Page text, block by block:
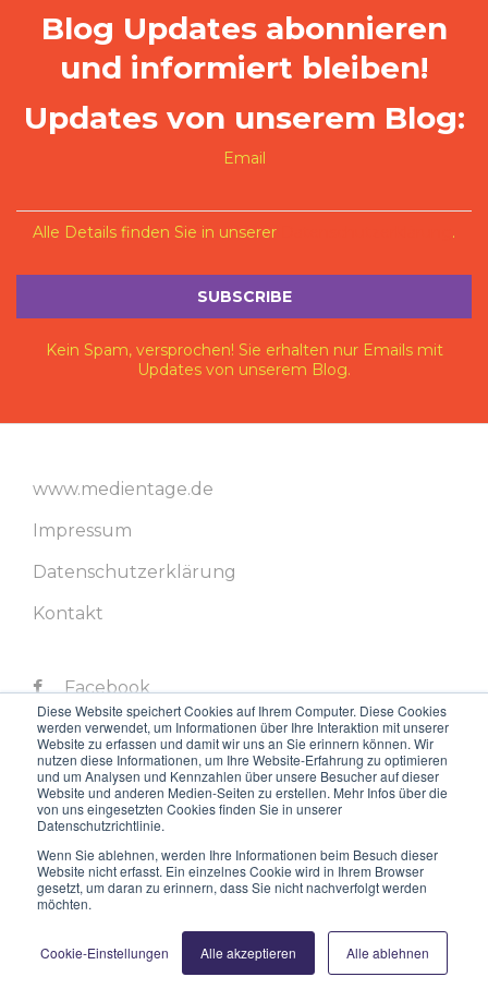
Diese Website speichert Cookies auf Ihrem Computer. Diese Cookies
werden verwendet, um Informationen über Ihre Interaktion mit unserer
Website zu erfassen und damit wir uns an Sie erinnern können. Wir
nutzen diese Informationen, um Ihre Website-Erfahrung zu optimieren
und um Analysen und Kennzahlen über unsere Besucher auf dieser
Website und anderen Medien-Seiten zu erstellen. Mehr Infos über die
von uns eingesetzten Cookies finden Sie in unserer
Datenschutzrichtlinie.
Wenn Sie ablehnen, werden Ihre Informationen beim Besuch dieser
Website nicht erfasst. Ein einzelnes Cookie wird in Ihrem Browser
gesetzt, um daran zu erinnern, dass Sie nicht nachverfolgt werden
möchten.
Cookie-Einstellungen Alle akzeptieren Alle ablehnen
Blog Updates abonnieren
und informiert bleiben!
Updates von unserem Blog:
Email
Alle Details finden Sie in unserer .
Kein Spam, versprochen! Sie erhalten nur Emails mit
Updates von unserem Blog.
www.medientage.de
Impressum
Datenschutzerklärung
Kontakt
Facebook
Twitter
LinkedIn
Instagram
Youtube